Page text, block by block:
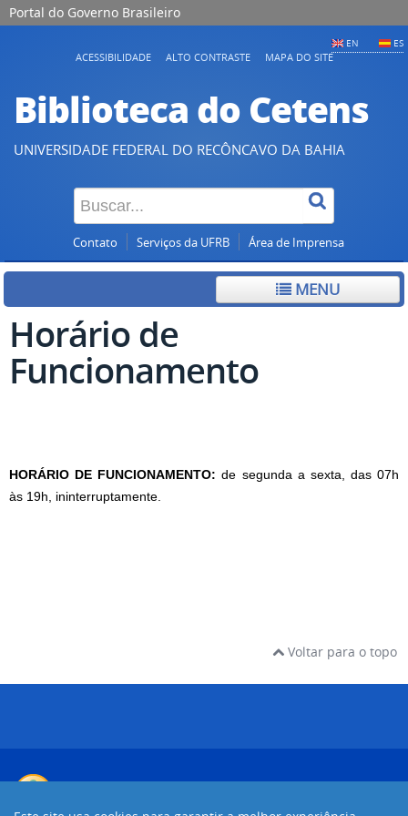
Portal do Governo Brasileiro
EN ES
ACESSIBILIDADE ALTO CONTRASTE MAPA DO SITE
Biblioteca do Cetens
UNIVERSIDADE FEDERAL DO RECÔNCAVO DA BAHIA
Contato Serviços da UFRB Área de Imprensa
MENU
Horário de
Funcionamento
HORÁRIO DE FUNCIONAMENTO: de segunda a sexta, das 07h
às 19h, ininterruptamente.
Voltar para o topo